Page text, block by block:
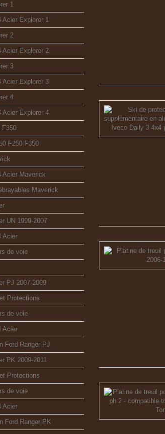
1
Acier Explorer 1
2
Acier Explorer 2
3
Acier Explorer 3
4
Acier Explorer 4
F350
F250 F350
Acier Maverick
Maverick
UN 1999-2007
Acier
de voie
PJ 2007-2009
Protections
de voie
Acier
Ford Ranger PJ
PK 2009-2011
Protections
de voie
Acier
Ford Ranger PK